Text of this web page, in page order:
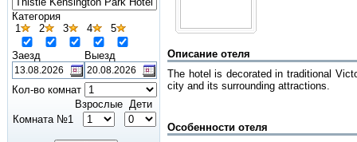
Категория
1
2 3 4 5
Заезд Выезд
Кол-во комнат
Взрослые Дети
Комната №1
Описание отеля
The hotel is decorated in traditional
city and its surrounding attractions.
Особенности отеля